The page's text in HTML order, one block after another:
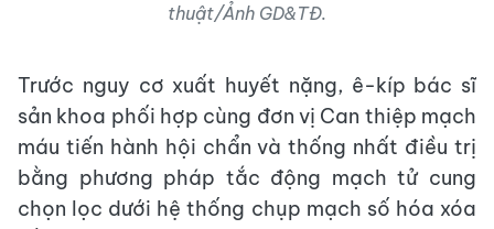
thuật/Ảnh GD&TĐ.
Trước nguy cơ xuất huyết nặng, ê-kíp bác sĩ
sản khoa phối hợp cùng đơn vị Can thiệp mạch
máu tiến hành hội chẩn và thống nhất điều trị
bằng phương pháp tắc động mạch tử cung
chọn lọc dưới hệ thống chụp mạch số hóa xóa